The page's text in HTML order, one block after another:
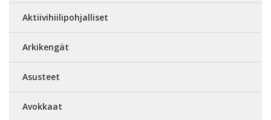
Aktiivihiilipohjalliset
Arkikengät
Asusteet
Avokkaat